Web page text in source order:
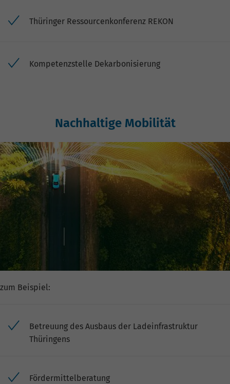
Thüringer Ressourcenkonferenz REKON
Kompetenzstelle Dekarbonisierung
Nachhaltige Mobilität
zum Beispiel:
Betreuung des Ausbaus der Ladeinfrastruktur
Thüringens
Fördermittelberatung